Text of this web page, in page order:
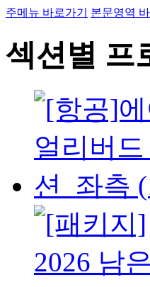
주메뉴 바로가기 본문영역 바
섹션별 프